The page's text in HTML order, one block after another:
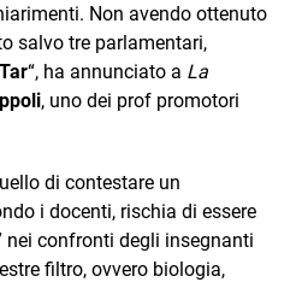
Non avendo ottenuto
salvo tre parlamentari,
“, ha annunciato a La
, uno dei prof promotori
di contestare un
i docenti, rischia di essere
nei confronti degli insegnanti
filtro, ovvero biologia,